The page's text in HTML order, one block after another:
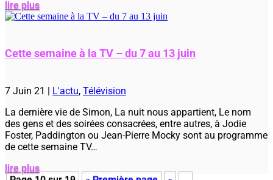
lire plus
Cette semaine à la TV – du 7 au 13 juin
7 Juin 21 | L'actu, Télévision
La dernière vie de Simon, La nuit nous appartient, Le nom
des gens et des soirées consacrées, entre autres, à Jodie
Foster, Paddington ou Jean-Pierre Mocky sont au programme
de cette semaine TV…
lire plus